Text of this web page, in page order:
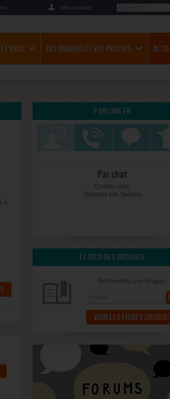
Mon compte
ET VOUS LES DROGUES ET VOS PROCHES
à
PARLONS-EN
Par chat
Chattez avec
Drogues Info Service
LE DICO DES DROGUES
Recherchez une drogue
VOIR LES FICHES